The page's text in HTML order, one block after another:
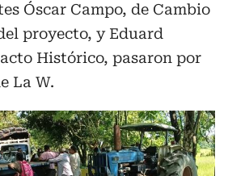
Óscar Campo, de Cambio
proyecto, y Eduard
Histórico, pasaron por
La W.